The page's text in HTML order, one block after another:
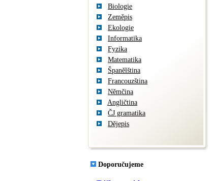
Biologie
Zeměpis
Ekologie
Informatika
Fyzika
Matematika
Španělština
Francouzština
Němčina
Angličtina
ČJ gramatika
Dějepis
Doporučujeme